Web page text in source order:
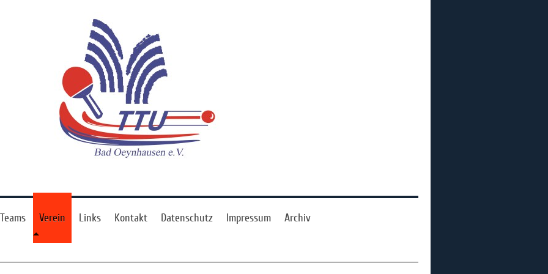
Teams Verein Links Kontakt Datenschutz Impressum Archiv